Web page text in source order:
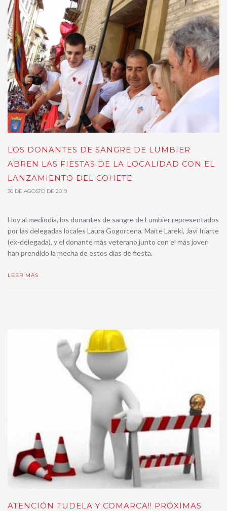
LOS DONANTES DE SANGRE DE LUMBIER
ABREN LAS FIESTAS DE LA LOCALIDAD CON EL
LANZAMIENTO DEL COHETE
30 DE AGOSTO DE 2019
Hoy al mediodía, los donantes de sangre de Lumbier representados
por las delegadas locales Laura Gogorcena, Maite Lareki, Javi Iriarte
(ex-delegada), y el donante más veterano junto con el más joven
han prendido la mecha de estos días de fiesta.
LEER MÁS
ATENCIÓN TUDELA Y COMARCA!! PRÓXIMAS